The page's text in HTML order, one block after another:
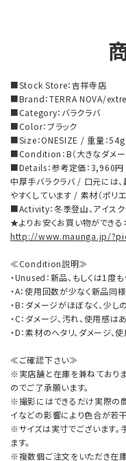
■Stock Store：吉祥寺店
■Brand：TERRA NOVA/
■Category：バラクラバ
■Color：ブラック
■Size：ONESIZE / 重量：54g
■Condition：B（大きなダメー
■Details：参考定価：3,960
中厚手バラクラバ / 口元には
やすくしています / 素材（ポリ
■Activity：冬季登山、アイスク
★よりお安くお買い物ができる
http://www.maunga.jp/
≪Condition説明≫
・Unused：新品、もしくは1度
・A：使用回数が少なく新品同様
・B：ダメージがほぼなく、少
・C：ダメージ、汚れ、使用感
・D：素材のヘタリ、ダメージ
≪ご確認下さい≫
※実店舗と在庫を兼ねており
のでご了承願います。
※撮影にはできるだけ実際の
イなどの影響により色合が若
※サイズは実寸でございます
ます。
※複数個ご注文をいただき在